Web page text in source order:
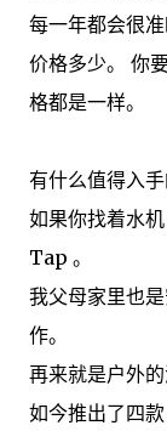
每一年都会很
价格多少。 你
格都是一样。
有什么值得入手
如果你找着水
Tap 。
我父母家里也
作。
再来就是户外的
如今推出了四